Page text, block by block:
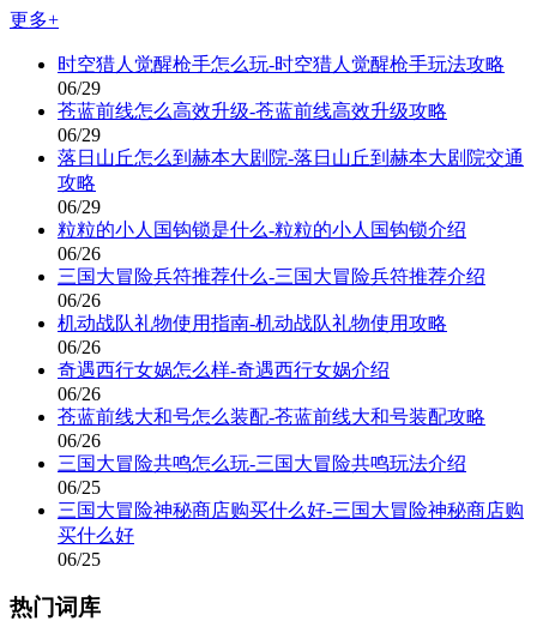
更多+
时空猎人觉醒枪手怎么玩-时空猎人觉醒枪手玩法攻略
06/29
苍蓝前线怎么高效升级-苍蓝前线高效升级攻略
06/29
落日山丘怎么到赫本大剧院-落日山丘到赫本大剧院交通
攻略
06/29
粒粒的小人国钩锁是什么-粒粒的小人国钩锁介绍
06/26
三国大冒险兵符推荐什么-三国大冒险兵符推荐介绍
06/26
机动战队礼物使用指南-机动战队礼物使用攻略
06/26
奇遇西行女娲怎么样-奇遇西行女娲介绍
06/26
苍蓝前线大和号怎么装配-苍蓝前线大和号装配攻略
06/26
三国大冒险共鸣怎么玩-三国大冒险共鸣玩法介绍
06/25
三国大冒险神秘商店购买什么好-三国大冒险神秘商店购
买什么好
06/25
热门词库